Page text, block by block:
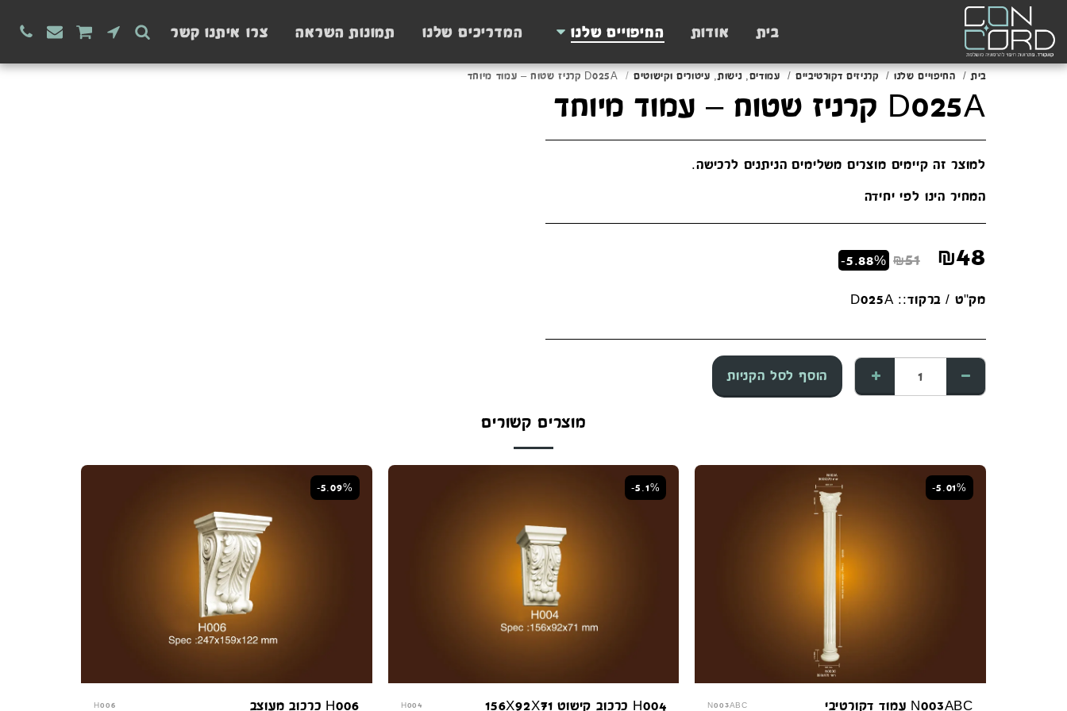
בית אודות החיפויים שלנו המדריכים שלנו תמונות השראה צרו איתנו קשר
בית החיפויים שלנו קרניזים דקורטיביים עמודים, נישות, עיטורים וקישוטים D025A קרניז שטוח – עמוד מיוחד
D025A קרניז שטוח – עמוד מיוחד
המחיר הינו לפי יחידה
₪48
₪51
-5.88%
מק"ט / ברקוד:: D025A
הוסף לסל הקניות
מוצרים קשורים
-5.01%
N003ABC עמוד דקורטיבי N003ABC
-5.1%
H004 כרכוב קישוט 156X92X71 H004
-5.09%
H006 כרכוב מעוצב H006